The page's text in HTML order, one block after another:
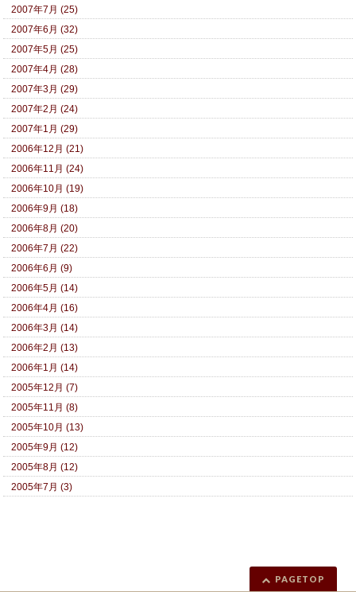
2007年7月 (25)
2007年6月 (32)
2007年5月 (25)
2007年4月 (28)
2007年3月 (29)
2007年2月 (24)
2007年1月 (29)
2006年12月 (21)
2006年11月 (24)
2006年10月 (19)
2006年9月 (18)
2006年8月 (20)
2006年7月 (22)
2006年6月 (9)
2006年5月 (14)
2006年4月 (16)
2006年3月 (14)
2006年2月 (13)
2006年1月 (14)
2005年12月 (7)
2005年11月 (8)
2005年10月 (13)
2005年9月 (12)
2005年8月 (12)
2005年7月 (3)
PAGETOP